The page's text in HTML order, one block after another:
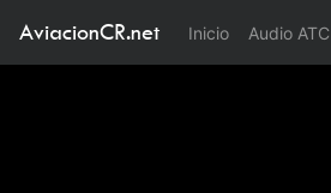
AviacionCR.net Inicio(current)
Audio ATC